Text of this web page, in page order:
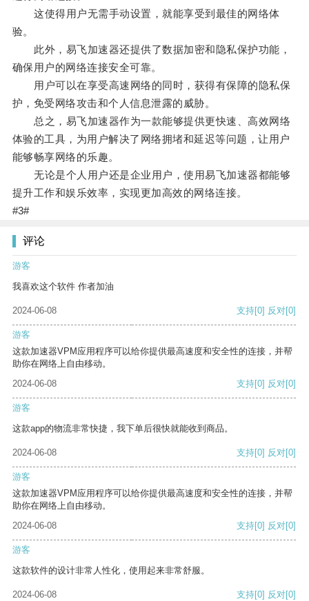
这使得用户无需手动设置，就能享受到最佳的网络体
验。
此外，易飞加速器还提供了数据加密和隐私保护功能，
确保用户的网络连接安全可靠。
用户可以在享受高速网络的同时，获得有保障的隐私保
护，免受网络攻击和个人信息泄露的威胁。
总之，易飞加速器作为一款能够提供更快速、高效网络
体验的工具，为用户解决了网络拥堵和延迟等问题，让用户
能够畅享网络的乐趣。
无论是个人用户还是企业用户，使用易飞加速器都能够
提升工作和娱乐效率，实现更加高效的网络连接。
#3#
评论
游客
我喜欢这个软件 作者加油
2024-06-08 支持[0] 反对[0]
游客
这款加速器VPM应用程序可以给你提供最高速度和安全性的连接，并帮
助你在网络上自由移动。
2024-06-08
支持[0] 反对[0]
游客
这款app的物流非常快捷，我下单后很快就能收到商品。
2024-06-08 支持[0] 反对[0]
游客
这款加速器VPM应用程序可以给你提供最高速度和安全性的连接，并帮
助你在网络上自由移动。
2024-06-08
支持[0] 反对[0]
游客
这款软件的设计非常人性化，使用起来非常舒服。
2024-06-08 支持[0] 反对[0]